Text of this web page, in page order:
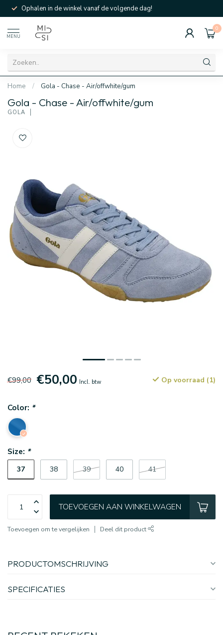
Ophalen in de winkel vanaf de volgende dag!
MENU
0
Home / Gola - Chase - Air/offwhite/gum
Gola - Chase - Air/offwhite/gum
GOLA
€99,00 €50,00 Incl. btw Op voorraad (1)
Color: *
Size: *
37 38 39 40 41
TOEVOEGEN AAN WINKELWAGEN
Toevoegen om te vergelijken Deel dit product
PRODUCTOMSCHRIJVING
SPECIFICATIES